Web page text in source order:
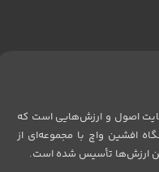
اصول و ارزش‌هایی است که
افشین واچ با مجموعه‌ای از
ارزش‌ها تأسیس شده است.